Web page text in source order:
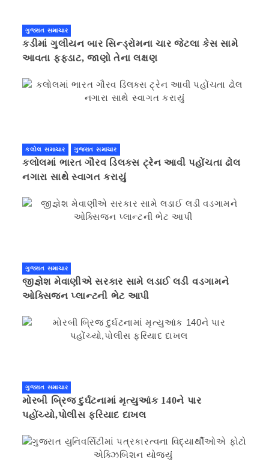
ગુજરાત સમાચાર
કડીમાં ગુલીયન બાર સિન્ડ્રોમના ચાર જેટલા કેસ સામે
આવતા ફફડાટ, જાણો તેના લક્ષણ
કલોલ સમાચાર ગુજરાત સમાચાર
કલોલમાં ભારત ગૌરવ ડિલક્સ ટ્રેન આવી પહોંચતા ઢોલ
નગારા સાથે સ્વાગત કરાયું
ગુજરાત સમાચાર
જીજ્ઞેશ મેવાણીએ સરકાર સામે લડાઈ લડી વડગામને
ઓક્સિજન પ્લાન્ટની ભેટ આપી
ગુજરાત સમાચાર
મોરબી બ્રિજ દુર્ઘટનામાં મૃત્યુઆંક 140ને પાર
પહોંચ્યો,પોલીસ ફરિયાદ દાખલ